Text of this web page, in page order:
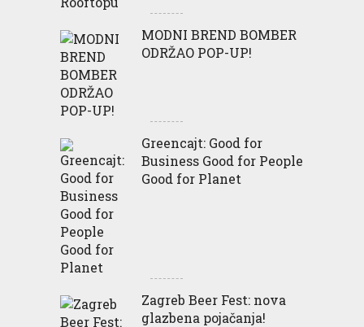
MODNI BREND BOMBER
ODRŽAO POP-UP!
Greencajt: Good for
Business Good for People
Good for Planet
Zagreb Beer Fest: nova
glazbena pojačanja!